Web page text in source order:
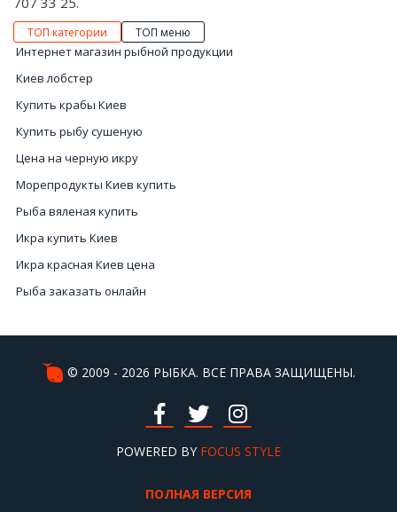
ТОП категории ТОП меню
Интернет магазин рыбной продукции
Киев лобстер
Купить крабы Киев
Купить рыбу сушеную
Цена на черную икру
Морепродукты Киев купить
Рыба вяленая купить
Икра купить Киев
Икра красная Киев цена
Рыба заказать онлайн
Купить краба
Икра интернет магазин
© 2009 - 2026 РЫБКА. ВСЕ ПРАВА ЗАЩИЩЕНЫ.
POWERED BY FOCUS STYLE
ПОЛНАЯ ВЕРСИЯ